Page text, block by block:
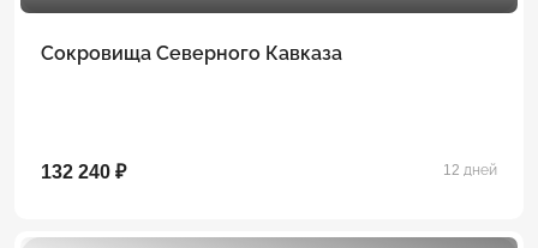
Сокровища Северного Кавказа
132 240 ₽ 12 дней